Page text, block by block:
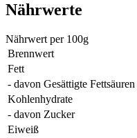
Nährwerte
Nährwert per 100g
Brennwert
Fett
- davon Gesättigte Fettsäuren
Kohlenhydrate
- davon Zucker
Eiweiß